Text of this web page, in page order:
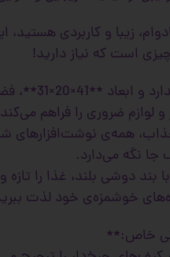
زیبا و کاربردی
است که نیاز دارید!
**کیف مدرسه** با طراحی
لوازم ضروری را فراهم
همه‌ی نوشت‌افزارهای
نگه می‌دارد.
دوشی بلند، غذا را تازه
خوشمزه‌ی خود لذت
خاص:**